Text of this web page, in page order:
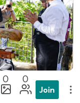
0 0
Join